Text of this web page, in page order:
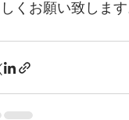
くお願い致します